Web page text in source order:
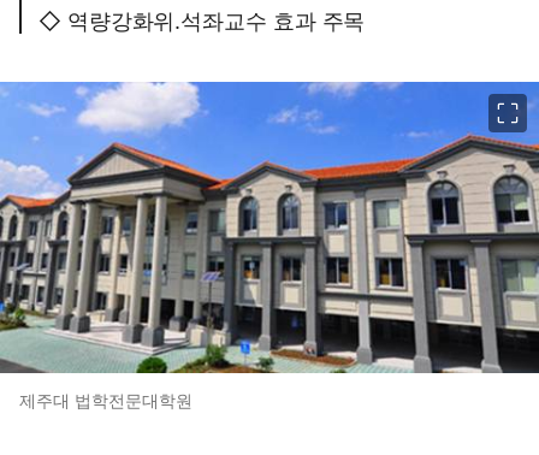
◇ 역량강화위.석좌교수 효과 주목
제주대 법학전문대학원